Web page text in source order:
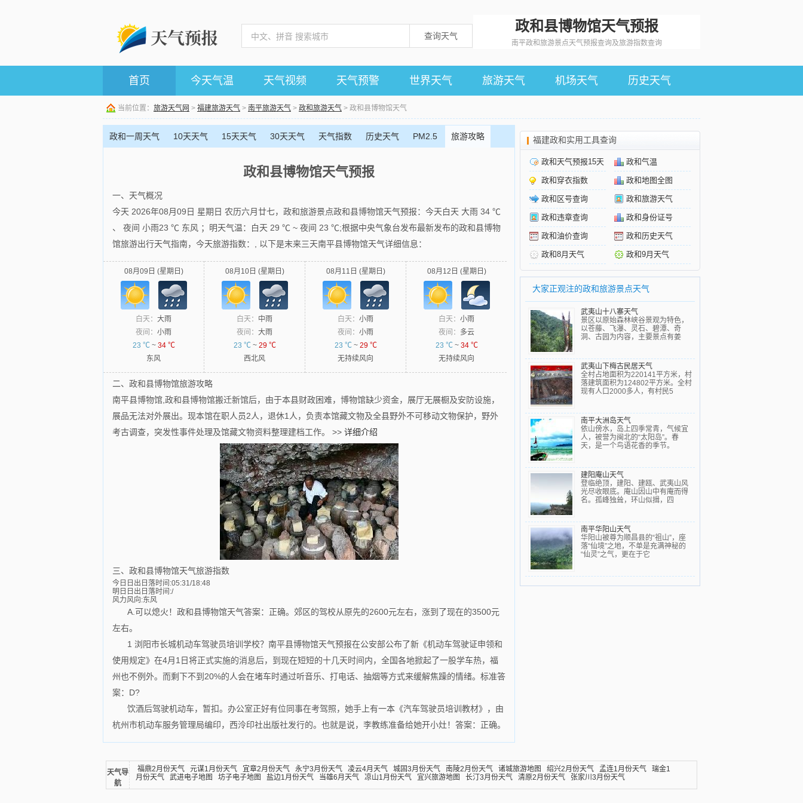
查询天气
政和县博物馆天气预报
南平政和旅游景点天气预报查询及旅游指数查询
首页 今天气温 天气视频 天气预警 世界天气 旅游天气 机场天气 历史天气
当前位置： 旅游天气网 > 福建旅游天气 > 南平旅游天气 > 政和旅游天气 > 政和县博物馆天气
政和一周天气 10天天气 15天天气 30天天气 天气指数 历史天气 PM2.5 旅游攻略
政和县博物馆天气预报
一、天气概况
今天 2026年08月09日 星期日 农历六月廿七，政和旅游景点政和县博物馆天气预报：今天白天 大雨 34 ℃
、 夜间 小雨23 ℃ 东风 ；明天气温：白天 29 ℃ ~ 夜间 23 ℃;根据中央气象台发布最新发布的政和县博物
馆旅游出行天气指南，今天旅游指数：, 以下是末来三天南平县博物馆天气详细信息：
08月09日 (星期日)
白天： 大雨
夜间： 小雨
23 ℃~ 34 ℃
东风
08月10日 (星期日)
白天： 中雨
夜间： 大雨
23 ℃~ 29 ℃
西北风
08月11日 (星期日)
白天： 小雨
夜间： 小雨
23 ℃~ 29 ℃
无持续风向
08月12日 (星期日)
白天： 小雨
夜间： 多云
23 ℃~ 34 ℃
无持续风向
二、政和县博物馆旅游攻略
南平县博物馆,政和县博物馆搬迁新馆后，由于本县财政困难，博物馆缺少资金，展厅无展橱及安防设施，
展品无法对外展出。现本馆在职人员2人，退休1人，负责本馆藏文物及全县野外不可移动文物保护，野外
考古调查，突发性事件处理及馆藏文物资料整理建档工作。 >> 详细介绍
三、政和县博物馆天气旅游指数
今日日出日落时间:05:31/18:48
明日日出日落时间:/
风力风向:东风
A.可以熄火！政和县博物馆天气答案：正确。郊区的驾校从原先的2600元左右，涨到了现在的3500元
左右。
1 浏阳市长城机动车驾驶员培训学校？南平县博物馆天气预报在公安部公布了新《机动车驾驶证申领和
使用规定》在4月1日将正式实施的消息后，到现在短短的十几天时间内，全国各地掀起了一股学车热，福
州也不例外。而剩下不到20%的人会在堵车时通过听音乐、打电话、抽烟等方式来缓解焦躁的情绪。标准答
案：D?
饮酒后驾驶机动车，暂扣。办公室正好有位同事在考驾照，她手上有一本《汽车驾驶员培训教材》，由
杭州市机动车服务管理局编印，西泠印社出版社发行的。也就是说，李教练准备给她开小灶！答案：正确。
福建政和实用工具查询
政和天气预报15天 政和气温
政和穿衣指数 政和地图全图
政和区号查询 政和旅游天气
政和违章查询 政和身份证号
政和油价查询 政和历史天气
政和8月天气 政和9月天气
大家正观注的政和旅游景点天气
武夷山十八寨天气
景区以原始森林峡谷景观为特色，
以苍藤、飞瀑、灵石、碧潭、奇
洞、古园为内容，主要景点有姜
武夷山下梅古民居天气
全村占地面积为220141平方米，村
落建筑面积为124802平方米。全村
现有人口2000多人，有村民5
南平大洲岛天气
依山傍水，岛上四季常青，气候宜
人，被誉为闽北的“太阳岛”。春
天，是一个鸟语花香的季节。
建阳庵山天气
登临绝顶，建阳、建瓯、武夷山风
光尽收眼底。庵山因山中有庵而得
名。孤峰独耸，环山似揖，四
南平华阳山天气
华阳山被尊为顺昌县的“祖山”，座
落“仙境”之地，不单是充满神秘的
“仙灵”之气，更在于它
天气导
航
福鼎2月份天气 元谋1月份天气 宜章2月份天气 永宁3月份天气 凌云4月天气 城固3月份天气 南陵2月份天气 诸城旅游地图 绍兴2月份天气 孟连1月份天气
瑞金1
月份天气
武进电子地图 坊子电子地图 盐边1月份天气 当雄6月天气 凉山1月份天气 宜兴旅游地图 长汀3月份天气 清原2月份天气 张家川3月份天气